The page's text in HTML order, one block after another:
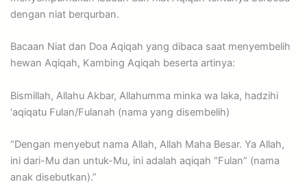
dengan niat berqurban.
Bacaan Niat dan Doa Aqiqah yang dibaca saat menyembelih
hewan Aqiqah, Kambing Aqiqah beserta artinya:
Bismillah, Allahu Akbar, Allahumma minka wa laka, hadzihi
‘aqiqatu Fulan/Fulanah (nama yang disembelih)
“Dengan menyebut nama Allah, Allah Maha Besar. Ya Allah,
ini dari-Mu dan untuk-Mu, ini adalah aqiqah “Fulan” (nama
anak disebutkan).”